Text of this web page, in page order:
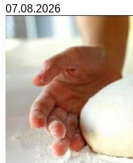
07.08.2026